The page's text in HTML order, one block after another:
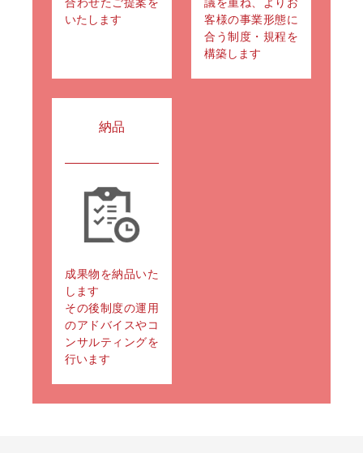
いたします
客様の事業形態に
合う制度・規程を
構築します
納品
成果物を納品いた
します
その後制度の運用
のアドバイスやコ
ンサルティングを
行います